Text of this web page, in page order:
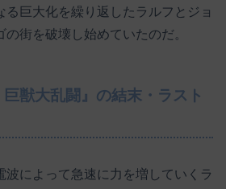
る巨大化を繰り返したラルフとジョ
街を破壊し始めていたのだ。
獣大乱闘』の結末・ラスト
波によって急速に力を増していくラ